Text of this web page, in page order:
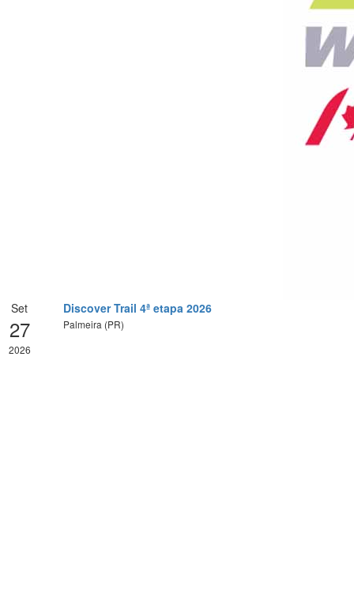
Set
27
2026
Discover Trail 4ª etapa 2026
Palmeira (PR)